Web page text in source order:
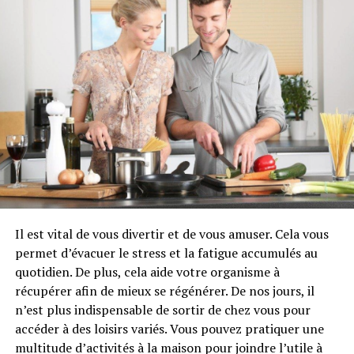
monter sur le dos…
Rappelons que l’âge de Keiko (27 ans) était exceptionnel
pour une orque en captivité. Pour vous en convaincre,
avant la brutalité des chiffres, imaginez : vous passer
votre vie dans une pièce de 9 m2, sans possibilité de
sortie, avec éventuellement des compagnons que vous
n’avez pas choisi, un repas identique chaque jour, un air
javellisée constant et une obligation quotidienne de
travail, combien de temps tenez-vous?
leur durée de vie est de 6 ans après capture. Depuis
1961, 135 orques ont été brutalement séparés de leur
habitat, 110 sont décédés en moyenne six ans après leur
capture, tandis que, les naissances aidant, 49 vivent
captifs dans 12 parcs aquatiques situés dans cinq pays.
La capture d’orque est rare, mais depuis trois ans, les
Il est vital de vous divertir et de vous amuser. Cela vous
permet d’évacuer le stress et la fatigue accumulés au
quotidien. De plus, cela aide votre organisme à
récupérer afin de mieux se régénérer. De nos jours, il
n’est plus indispensable de sortir de chez vous pour
accéder à des loisirs variés. Vous pouvez pratiquer une
multitude d’activités à la maison pour joindre l’utile à